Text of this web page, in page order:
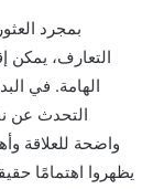
بمجرد
التعارف، يمكن
الهامة. في
التحدث عن
واضحة للعلاقة
يظهروا اهتمامًا